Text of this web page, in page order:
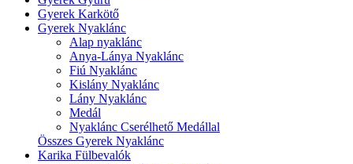
Gyerek Karkötő
Gyerek Nyaklánc
Alap nyaklánc
Anya-Lánya Nyaklánc
Fiú Nyaklánc
Kislány Nyaklánc
Lány Nyaklánc
Medál
Nyaklánc Cserélhető Medállal
Összes Gyerek Nyaklánc
Karika Fülbevalók